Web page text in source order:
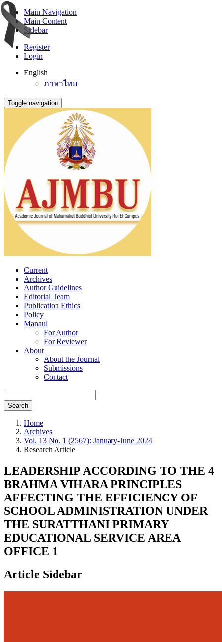
Main Navigation
Main Content
Sidebar
Register
Login
English
ภาษาไทย
Toggle navigation
Current
Archives
Author Guidelines
Editorial Team
Publication Ethics
Policy
Manaul
For Author
For Reviewer
About
About the Journal
Submissions
Contact
Search
Home
Archives
Vol. 13 No. 1 (2567): January-June 2024
Research Article
LEADERSHIP ACCORDING TO THE 4
BRAHMA VIHARA PRINCIPLES
AFFECTING THE EFFICIENCY OF
SCHOOL ADMINISTRATION UNDER
THE SURATTHANI PRIMARY
EDUCATIONAL SERVICE AREA
OFFICE 1
Article Sidebar